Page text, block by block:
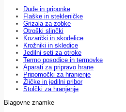
Dude in priponke
Flaške in stekleničke
Grizala za zobke
Otroški slinčki
Kozarčki in skodelice
Krožniki in skledice
Jedilni seti za otroke
Termo posodice in termovke
Aparati za pripravo hrane
Pripomočki za hranjenje
Žličke in jedilni pribor
Stolčki za hranjenje
Blagovne znamke